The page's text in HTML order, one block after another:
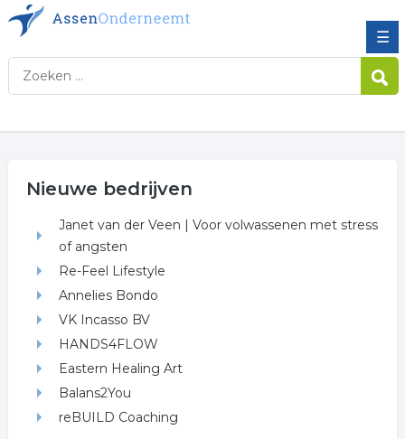
☰
Nieuwe bedrijven
Janet van der Veen | Voor volwassenen met stress
of angsten
Re-Feel Lifestyle
Annelies Bondo
VK Incasso BV
HANDS4FLOW
Eastern Healing Art
Balans2You
reBUILD Coaching